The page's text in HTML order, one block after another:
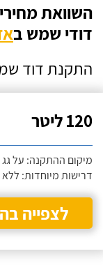
השוואת
דודי שמש ב
התקנת דוד
120 ליטר
מיקום ההתקנה: על
דרישות מיוחדות:
לצפייה